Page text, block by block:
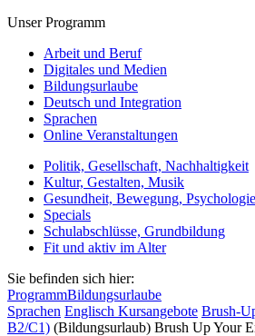
Unser Programm
Arbeit und Beruf
Digitales und Medien
Bildungsurlaube
Deutsch und Integration
Sprachen
Online Veranstaltungen
Politik, Gesellschaft, Nachhaltigkeit
Kultur, Gestalten, Musik
Gesundheit, Bewegung, Psychologie
Specials
Schulabschlüsse, Grundbildung
Fit und aktiv im Alter
Sie befinden sich hier:
ProgrammBildungsurlaube
Sprachen Englisch Kursangebote Brush-
B2/C1) (Bildungsurlaub) Brush Up Your